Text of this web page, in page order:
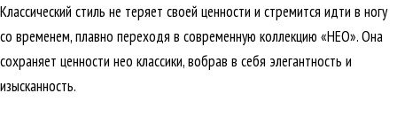
Классический стиль не теряет своей ценности и стремится идти в ногу
со временем, плавно переходя в современную коллекцию «НЕО». Она
сохраняет ценности нео классики, вобрав в себя элегантность и
изысканность.